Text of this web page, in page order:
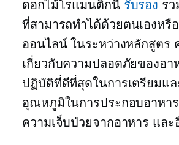
ดอกไม้โรแมนติกนี้ รับรอง รว
ที่สามารถทำได้ด้วยตนเองหรื
ออนไลน์ ในระหว่างหลักสูตร
เกี่ยวกับความปลอดภัยของอา
ปฏิบัติที่ดีที่สุดในการเตรียมแล
อุณหภูมิในการประกอบอาหา
ความเจ็บป่วยจากอาหาร แล